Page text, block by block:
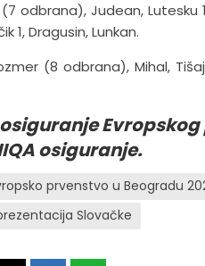
(7 odbrana), Judean,
1, Dragusin, Lunkan.
(8 odbrana), Mihal,
osiguranje.
prvenstvo u Beogradu
Slovačke